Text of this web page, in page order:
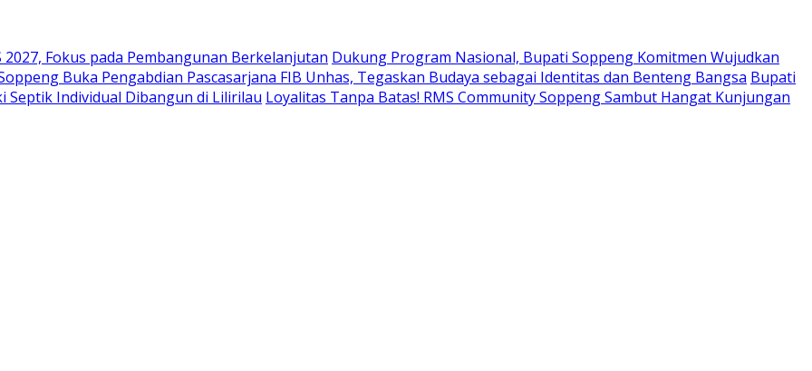
2027, Fokus pada Pembangunan Berkelanjutan Dukung Program Nasional, Bupati Soppeng Komitmen Wujudkan
Buka Pengabdian Pascasarjana FIB Unhas, Tegaskan Budaya sebagai Identitas dan Benteng Bangsa Bupati
Septik Individual Dibangun di Lilirilau Loyalitas Tanpa Batas! RMS Community Soppeng Sambut Hangat Kunjungan